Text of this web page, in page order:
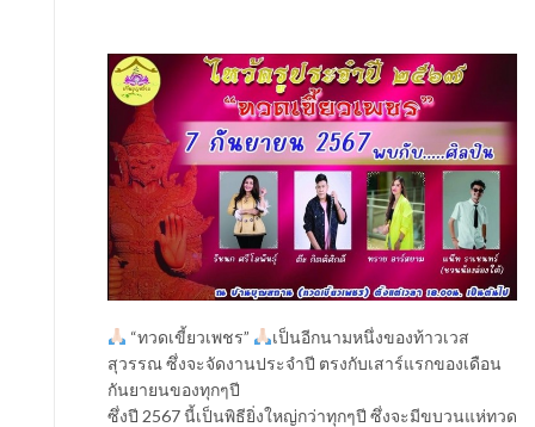
“ทวดเขี้ยวเพชร”
เป็นอีกนามหนึ่งของท้าวเวส
สุวรรณ ซึ่งจะจัดงานประจำปี ตรงกับเสาร์แรกของเดือน
กันยายนของทุกๆปี
ซึ่งปี 2567 นี้เป็นพิธียิ่งใหญ่กว่าทุกๆปี ซึ่งจะมีขบวนแห่ทวด